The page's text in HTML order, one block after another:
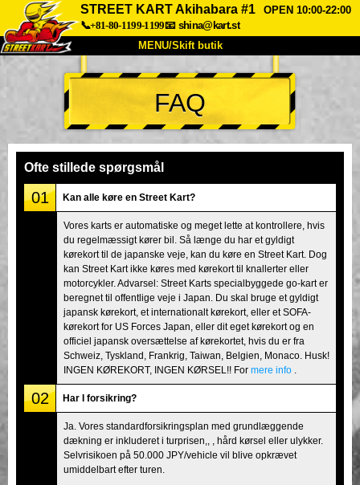
STREET KART Akihabara #1
OPEN 10:00-22:00
📞+81-80-1199-1199📧 shina@kart.st
MENU/Skift butik
TOP
Om Specifikationer Pris
Stemme
Virksomhed
Tokyo Shinagawa Tokyo Akihabara#1
Tokyo Akihabara#2 Tokyo Shibuya
Tokyo Shibuya Annex Tokyo Bay
Tokyo Asakusa Osaka
Okinawa
FAQ
Ofte stillede spørgsmål
01 Kan alle køre en Street Kart?
Vores karts er automatiske og meget lette at kontrollere, hvis
du regelmæssigt kører bil. Så længe du har et gyldigt
kørekort til de japanske veje, kan du køre en Street Kart. Dog
kan Street Kart ikke køres med kørekort til knallerter eller
motorcykler. Advarsel: Street Karts specialbyggede go-kart er
beregnet til offentlige veje i Japan. Du skal bruge et gyldigt
japansk kørekort, et internationalt kørekort, eller et SOFA-
kørekort for US Forces Japan, eller dit eget kørekort og en
officiel japansk oversættelse af kørekortet, hvis du er fra
Schweiz, Tyskland, Frankrig, Taiwan, Belgien, Monaco. Husk!
INGEN KØREKORT, INGEN KØRSEL!! For mere info
02 Har I forsikring?
Ja. Vores standardforsikringsplan med grundlæggende
dækning er inkluderet i turprisen,, , hård kørsel eller ulykker.
Selvrisikoen på 50.000 JPY/vehicle vil blive opkrævet
umiddelbart efter turen.